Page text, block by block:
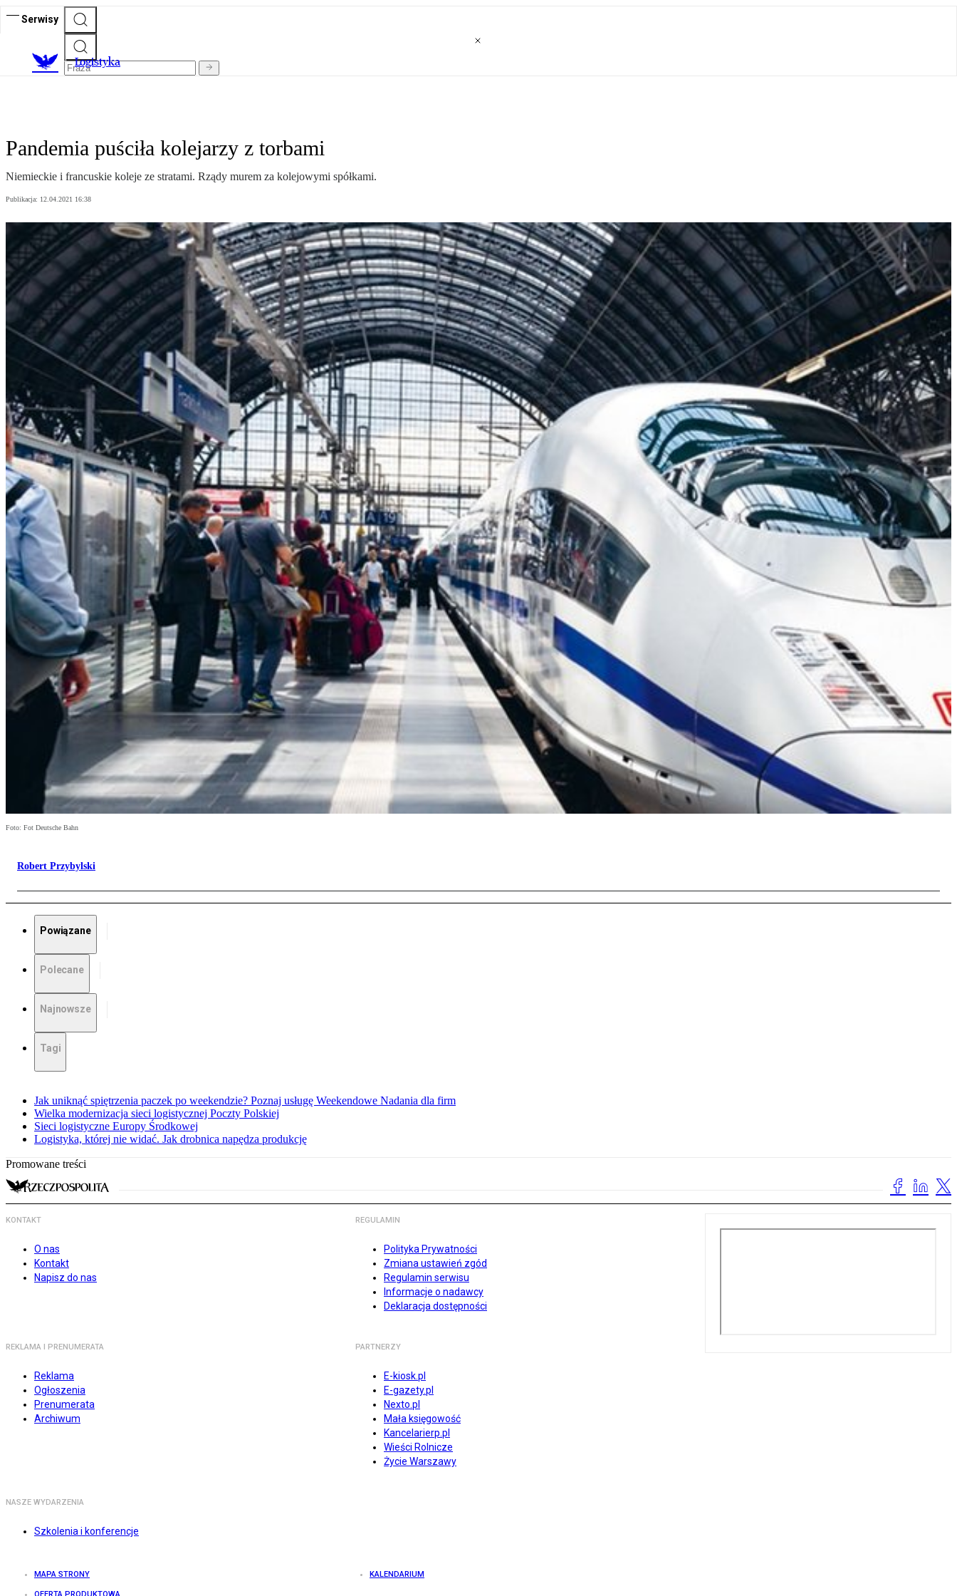
Serwisy
Logistyka
Pandemia puściła kolejarzy z torbami
Niemieckie i francuskie koleje ze stratami. Rządy murem za kolejowymi spółkami.
Publikacja: 12.04.2021 16:38
Foto: Fot Deutsche Bahn
Robert Przybylski
Powiązane
Polecane
Najnowsze
Tagi
Jak uniknąć spiętrzenia paczek po weekendzie? Poznaj usługę Weekendowe Nadania dla firm
Wielka modernizacja sieci logistycznej Poczty Polskiej
Sieci logistyczne Europy Środkowej
Logistyka, której nie widać. Jak drobnica napędza produkcję
Promowane treści
KONTAKT
O nas
Kontakt
Napisz do nas
REGULAMIN
Polityka Prywatności
Zmiana ustawień zgód
Regulamin serwisu
Informacje o nadawcy
Deklaracja dostępności
REKLAMA I PRENUMERATA
Reklama
Ogłoszenia
Prenumerata
Archiwum
PARTNERZY
E-kiosk.pl
E-gazety.pl
Nexto.pl
Mała księgowość
Kancelarierp.pl
Wieści Rolnicze
Życie Warszawy
NASZE WYDARZENIA
Szkolenia i konferencje
MAPA STRONY KALENDARIUM